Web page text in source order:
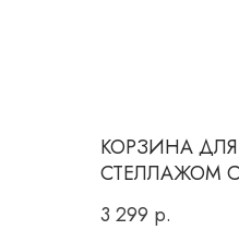
КОРЗИНА
СТЕЛЛАЖОМ
3 299 р.